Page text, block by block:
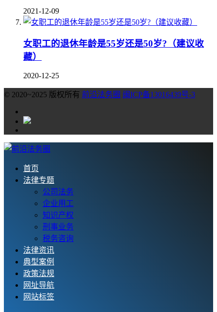
2021-12-09
女职工的退休年龄是55岁还是50岁?（建议收
藏）
2020-12-25
© 2020~2025 版权所有 前沿法务圈 闽ICP备13016439号-3
首页
法律专题
公司法务
企业用工
知识产权
刑事业务
税务咨询
法律资讯
典型案例
政策法规
网址导航
网站标签